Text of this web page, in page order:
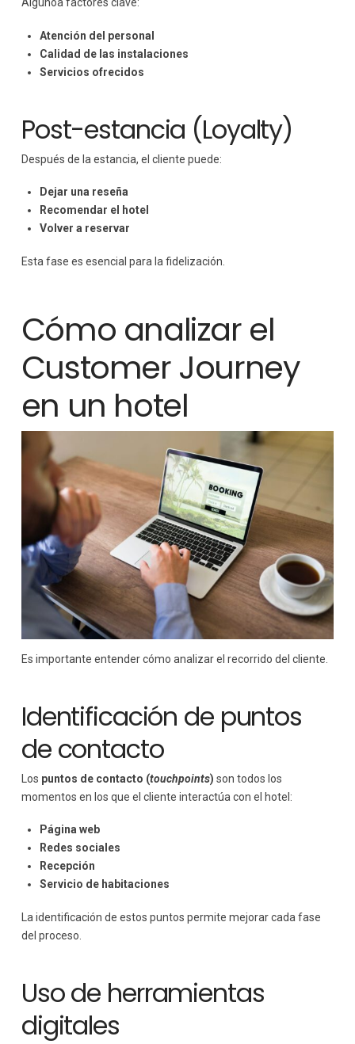
Algunoa factores clave:
Atención del personal
Calidad de las instalaciones
Servicios ofrecidos
Post-estancia (Loyalty)
Después de la estancia, el cliente puede:
Dejar una reseña
Recomendar el hotel
Volver a reservar
Esta fase es esencial para la fidelización.
Cómo analizar el
Customer Journey
en un hotel
Es importante entender cómo analizar el recorrido del cliente.
Identificación de puntos
de contacto
Los puntos de contacto (touchpoints) son todos los
momentos en los que el cliente interactúa con el hotel:
Página web
Redes sociales
Recepción
Servicio de habitaciones
La identificación de estos puntos permite mejorar cada fase
del proceso.
Uso de herramientas
digitales